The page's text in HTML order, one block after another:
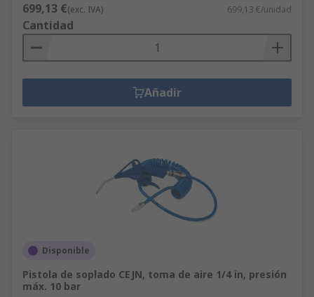
699,13 €(exc. IVA) 699,13 €/unidad
Cantidad
Añadir
Disponible
Pistola de soplado CEJN, toma de aire 1/4 in, presión
máx. 10 bar